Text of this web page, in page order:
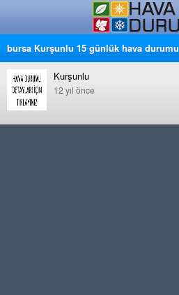
bursa Kurşunlu 15 günlük hava durumu
Kurşunlu
12 yıl önce